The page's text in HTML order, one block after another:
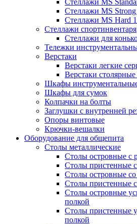
Стеллажи MS
Стеллажи MS Strong
Стеллажи MS Hard
Стеллажи спортинвентаря
Стеллажи для
Тележки
Верстаки
Верстаки легкие
Верстаки
Шкафы
Шкафы для сумок
Колпачки на болты
Заглушки с внутренней
Опоры винтовые
Крючки-вешалки
Оборудование для общепита
Столы металлические
Столы островные с
Столы пристенные
Столы островные
Столы пристенные
Столы островные
полкой
Столы пристенные
полкой